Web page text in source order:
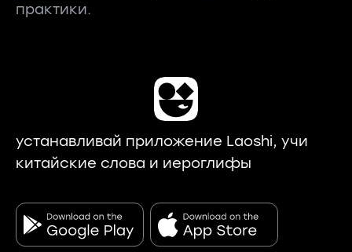
практики.
устанавливай приложение Laoshi, учи
китайские слова и иероглифы